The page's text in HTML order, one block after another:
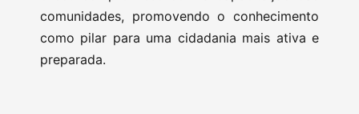
comunidades, promovendo o conhecimento
como pilar para uma cidadania mais ativa e
preparada.